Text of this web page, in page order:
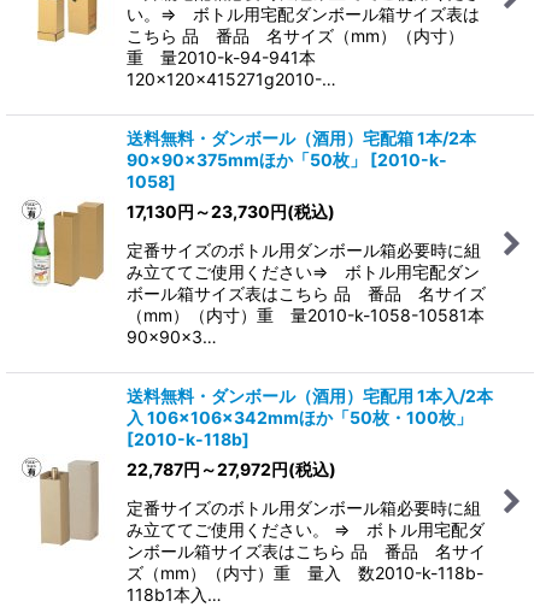
い。⇒ ボトル用宅配ダンボール箱サイズ表は
こちら 品 番品 名サイズ（mm）（内寸）
重 量2010-k-94-941本
120×120×415271g2010-…
送料無料・ダンボール（酒用）宅配箱 1本/2本
90×90×375mmほか「50枚」
[2010-k-
1058]
17,130円 ～23,730円(税込)
定番サイズのボトル用ダンボール箱必要時に組
み立ててご使用ください⇒ ボトル用宅配ダン
ボール箱サイズ表はこちら 品 番品 名サイズ
（mm）（内寸）重 量2010-k-1058-10581本
90×90×3…
送料無料・ダンボール（酒用）宅配用 1本入/2本
入 106×106×342mmほか「50枚・100枚」
[2010-k-118b]
22,787円 ～27,972円(税込)
定番サイズのボトル用ダンボール箱必要時に組
み立ててご使用ください。 ⇒ ボトル用宅配ダ
ンボール箱サイズ表はこちら 品 番品 名サイ
ズ（mm）（内寸）重 量入 数2010-k-118b-
118b1本入…